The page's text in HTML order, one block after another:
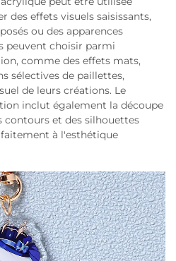
des effets visuels saisissants,
ou des apparences
peuvent choisir parmi
comme des effets mats,
sélectives de paillettes,
de leurs créations. Le
inclut également la découpe
et des silhouettes
à l'esthétique